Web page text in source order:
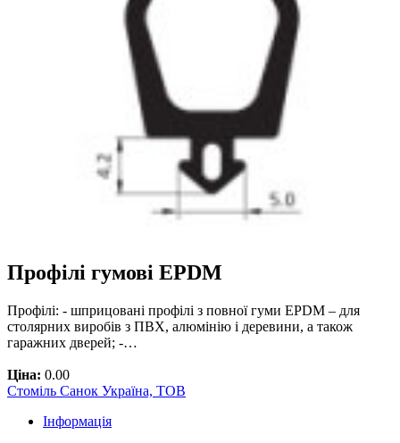
Профілі гумові EPDM
Профілі: - шприцовані профілі з повної гуми EPDM – для
столярних виробів з ПВХ, алюмінію і деревини, а також
гаражних дверей; -…
Ціна: 0.00
Стоміль Санок Україна, ТОВ
Інформація